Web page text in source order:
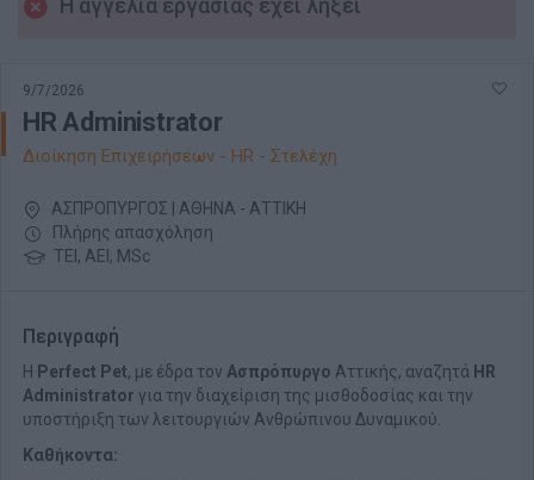
Η αγγελία εργασίας έχει λήξει
9/7/2026
HR Administrator
Διοίκηση Επιχειρήσεων - HR - Στελέχη
ΑΣΠΡΟΠΥΡΓΟΣ | ΑΘΗΝΑ - ΑΤΤΙΚΗ
Πλήρης απασχόληση
ΤΕΙ, ΑΕΙ, MSc
Περιγραφή
H Perfect Pet, με έδρα τον Ασπρόπυργο Αττικής, αναζητά HR
Administrator για την διαχείριση της μισθοδοσίας και την
υποστήριξη των λειτουργιών Ανθρώπινου Δυναμικού.
Καθήκοντα: